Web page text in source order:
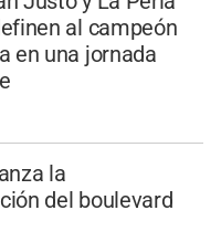
al campeón
en una jornada
la
del boulevard